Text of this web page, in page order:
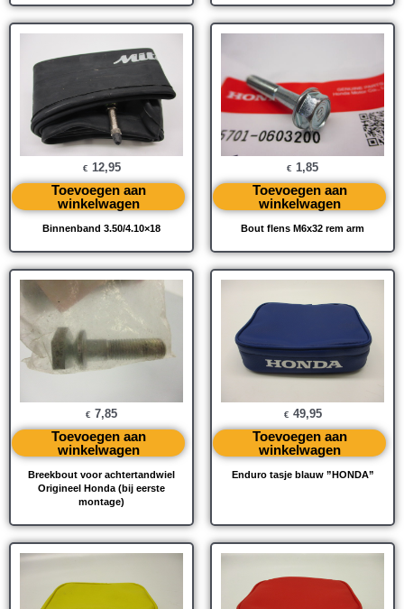
Binnenband 3.50/4.10×18
€ 12,95
Toevoegen aan
winkelwagen
Bout flens M6x32 rem arm
€ 1,85
Toevoegen aan
winkelwagen
Breekbout voor achtertandwiel
Origineel Honda (bij eerste
montage)
€ 7,85
Toevoegen aan
winkelwagen
Enduro tasje blauw ”HONDA”
€ 49,95
Toevoegen aan
winkelwagen